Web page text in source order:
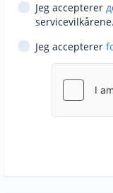
Jeg accepterer
servicevilkårene.
Jeg accepterer